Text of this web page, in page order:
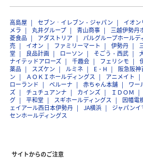
高島屋 セブン‐イレブン・ジャパン イオ
メラ
丸井グループ 青山商事 三越伊勢丹
菱食品
アダストリア パルグループホールデ
売
イオン ファミリーマート 伊勢丹
堂
良品計画 ローソン そごう・西武
ナイテッドアローズ
千趣会 フェリシモ
薬品
スズケン ルミネ E・H 阪急阪神
ン
ＡＯＫＩホールディングス アニメイト
ローランド
ベルーナ 赤ちゃん本舗
ワー
ズ
チュチュアンナ カインズ ＩＤＯＭ
グ
平和堂 スギホールディングス 因幡電
ェイアール西日本伊勢丹
JA横浜 ジャパン
センホールディングス
サイトからのご注意